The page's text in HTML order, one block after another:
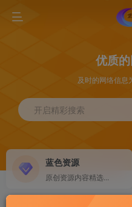
优质
及时的网络信息
开启精彩搜索
蓝色资源
原创资源内容精选...